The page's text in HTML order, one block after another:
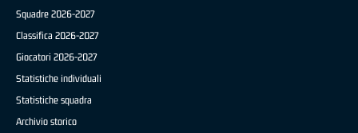
Squadre 2026-2027
Classifica 2026-2027
Giocatori 2026-2027
Statistiche individuali
Statistiche squadra
Archivio storico